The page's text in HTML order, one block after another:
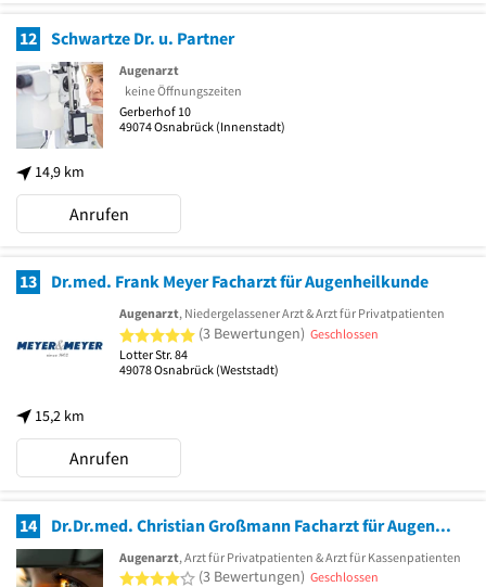
12 Schwartze Dr. u. Partner
14,9 km
Augenarzt
keine Öffnungszeiten
Gerberhof 10
49074Osnabrück (Innenstadt)
Anrufen
13 Dr.med. Frank Meyer Facharzt für Augenheilkunde
15,2 km
Augenarzt, Niedergelassener Arzt & Arzt für Privatpatienten
5 von 5 Sternen
(3 Bewertungen) Geschlossen
Lotter Str. 84
49078Osnabrück (Weststadt)
Anrufen
14 Dr.Dr.med. Christian Großmann Facharzt für Augenheilkunde
Augenarzt, Arzt für Privatpatienten & Arzt für Kassenpatienten
4 von 5 Sternen
(3 Bewertungen) Geschlossen